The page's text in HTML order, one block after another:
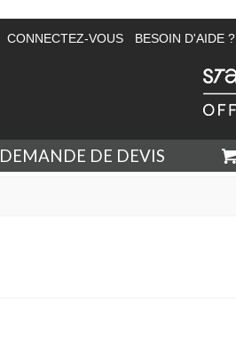
CONNECTEZ-VOUS BESOIN D'AIDE ?
DEMANDE DE DEVIS